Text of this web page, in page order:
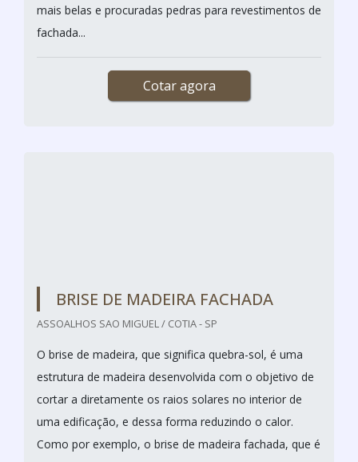
Cotar agora
As pedras madeira branca são com muita qualidade,
sendo capazes de transformar um ambiente comum
podendo ser aplicado de forma bruta ou com as
bordas serradas. O nome é derivado de sua
pigmentação, pois a mesma lembra a textura de
algumas modelos de madeiras. O material é uma das
mais belas e procuradas pedras para revestimentos de